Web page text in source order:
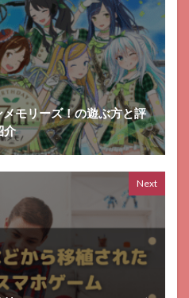
モリーズ！の遊ぶ方と評
介
Next